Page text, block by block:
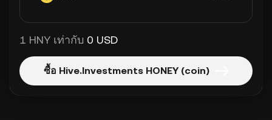
1 HNY เท่ากับ 0 USD
ซื้อ Hive.Investments HONEY (coin)